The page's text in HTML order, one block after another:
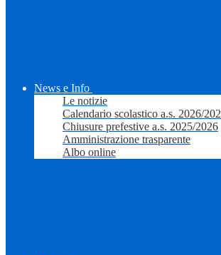
News e Info
Le notizie
Calendario scolastico a.s. 2026/
Chiusure prefestive a.s. 2025/2026
Amministrazione trasparente
Albo online